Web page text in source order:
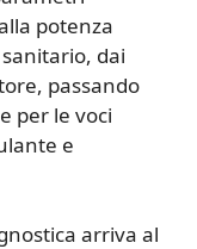
potenza
dai
passando
per le voci
e
arriva al